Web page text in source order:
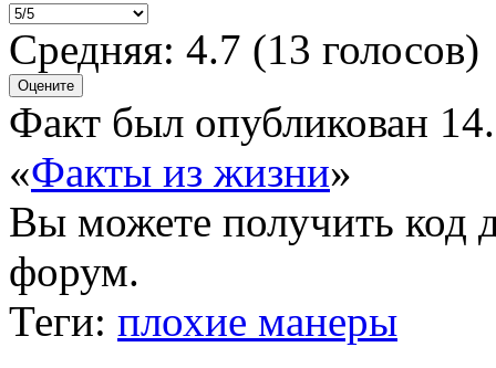
Средняя: 4.7 (13 голосов)
Факт был опубликован
«Факты из жизни»
Вы можете получить код
форум.
Теги: плохие манеры